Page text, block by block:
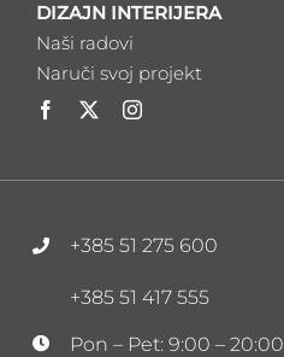
DIZAJN INTERIJERA
Naši radovi
Naruči svoj projekt
+385 51 275 600
+385 51 417 555
Pon – Pet: 9:00 – 20:00